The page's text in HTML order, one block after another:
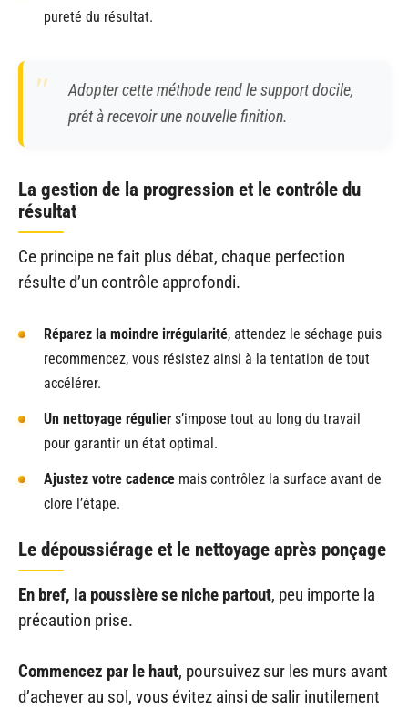
pureté du résultat.
Adopter cette méthode rend le support docile,
prêt à recevoir une nouvelle finition.
La gestion de la progression et le contrôle du
résultat
Ce principe ne fait plus débat, chaque perfection
résulte d’un contrôle approfondi.
Réparez la moindre irrégularité, attendez le séchage puis
recommencez, vous résistez ainsi à la tentation de tout
accélérer.
Un nettoyage régulier s’impose tout au long du travail
pour garantir un état optimal.
Ajustez votre cadence mais contrôlez la surface avant de
clore l’étape.
Le dépoussiérage et le nettoyage après ponçage
En bref, la poussière se niche partout, peu importe la
précaution prise.
Commencez par le haut, poursuivez sur les murs avant
d’achever au sol, vous évitez ainsi de salir inutilement